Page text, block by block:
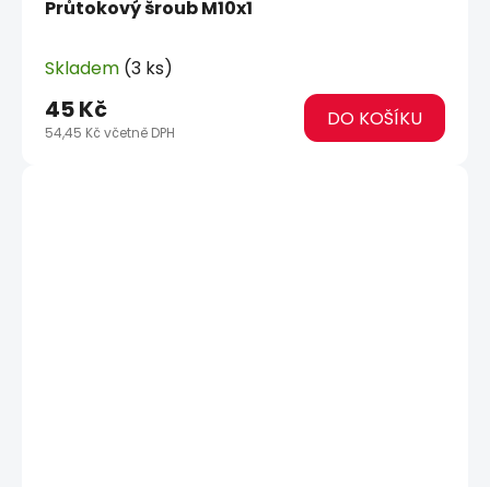
Průtokový šroub M10x1
Skladem (3 ks)
54,45 Kč včetně DPH
45 Kč DO KOŠÍKU